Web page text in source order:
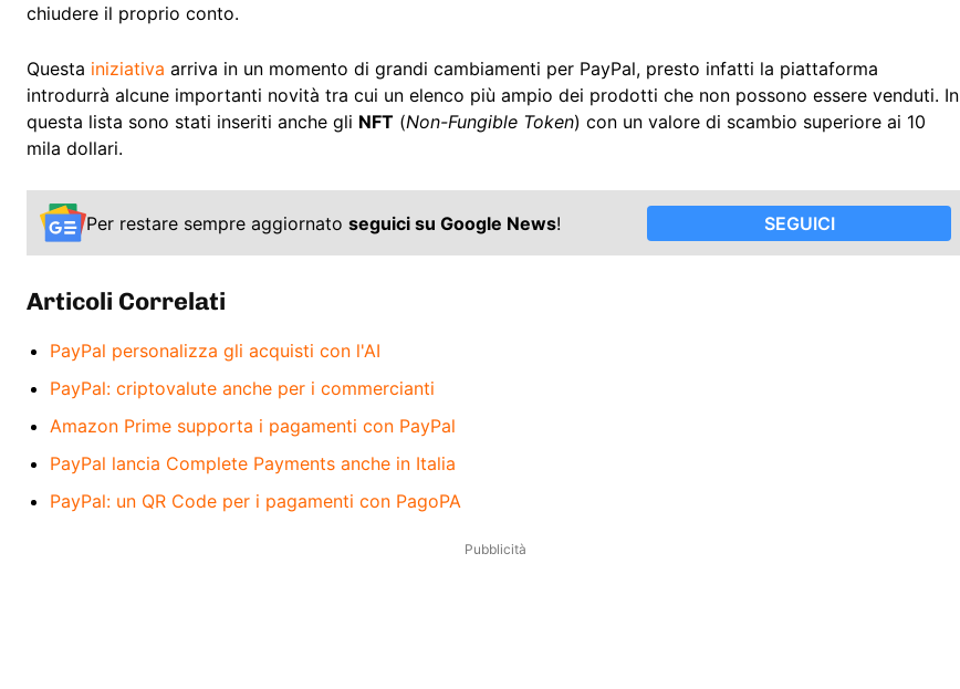
chiudere il proprio conto.
Questa iniziativa arriva in un momento di grandi cambiamenti per PayPal, presto infatti la piattaforma
introdurrà alcune importanti novità tra cui un elenco più ampio dei prodotti che non possono essere venduti. In
questa lista sono stati inseriti anche gli NFT (Non-Fungible Token) con un valore di scambio superiore ai 10
mila dollari.
Per restare sempre aggiornato seguici su Google News! SEGUICI
Articoli Correlati
PayPal personalizza gli acquisti con l'AI
PayPal: criptovalute anche per i commercianti
Amazon Prime supporta i pagamenti con PayPal
PayPal lancia Complete Payments anche in Italia
PayPal: un QR Code per i pagamenti con PagoPA
Pubblicità